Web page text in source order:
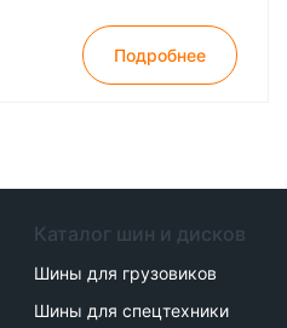
Подробнее
Каталог шин и дисков
Шины для грузовиков
Шины для спецтехники